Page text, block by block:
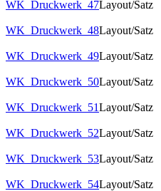
WK_Druckwerk_47Layout/Satz
WK_Druckwerk_48Layout/Satz
WK_Druckwerk_49Layout/Satz
WK_Druckwerk_50Layout/Satz
WK_Druckwerk_51Layout/Satz
WK_Druckwerk_52Layout/Satz
WK_Druckwerk_53Layout/Satz
WK_Druckwerk_54Layout/Satz